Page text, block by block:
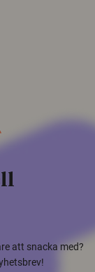
att snacka med?